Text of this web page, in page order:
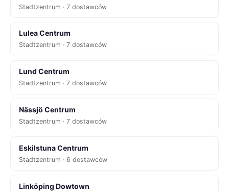
Stadtzentrum · 7 dostawców
Lulea Centrum
Stadtzentrum · 7 dostawców
Lund Centrum
Stadtzentrum · 7 dostawców
Nässjö Centrum
Stadtzentrum · 7 dostawców
Eskilstuna Centrum
Stadtzentrum · 6 dostawców
Linköping Dowtown